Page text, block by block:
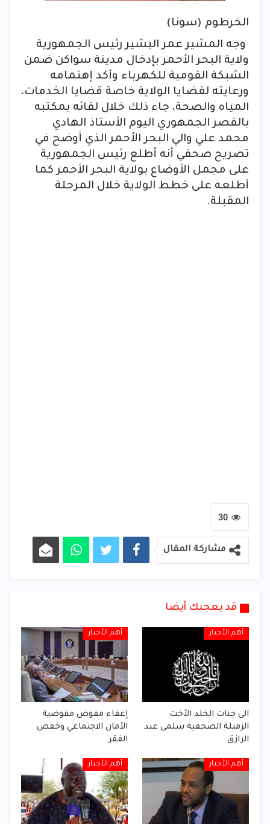
الخرطوم (سونا)
وجه المشير عمر البشير رئيس الجمهورية
ولاية البحر الأحمر بإدخال مدينة سواكن ضمن
الشبكة القومية للكهرباء وأكد إهتمامه
ورعايته لقضايا الولاية خاصة قضايا الخدمات،
المياه والصحة، جاء ذلك خلال لقائه بمكتبه
بالقصر الجمهوري اليوم الأستاذ الهادي
محمد علي والي البحر الأحمر الذي أوضح في
تصريح صحفي أنه أطلع رئيس الجمهورية
على مجمل الأوضاع بولاية البحر الأحمر كما
أطلعه على خطط الولاية خلال المرحلة
المقبلة.
30
مشاركة المقال
قد يعجبك أيضا
أهم الأخبار
الى جنات الخلد الأخت
الزميلة الصحفية سلمى عبد
الرازق
أهم الأخبار
إعفاء مفوض مفوضية
الأمان الاجتماعي وخفض
الفقر
أهم الأخبار أهم الأخبار